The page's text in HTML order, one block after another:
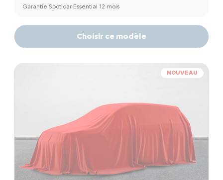
Garantie Spoticar Essential 12 mois
Choisir ce modèle
NOUVEAU